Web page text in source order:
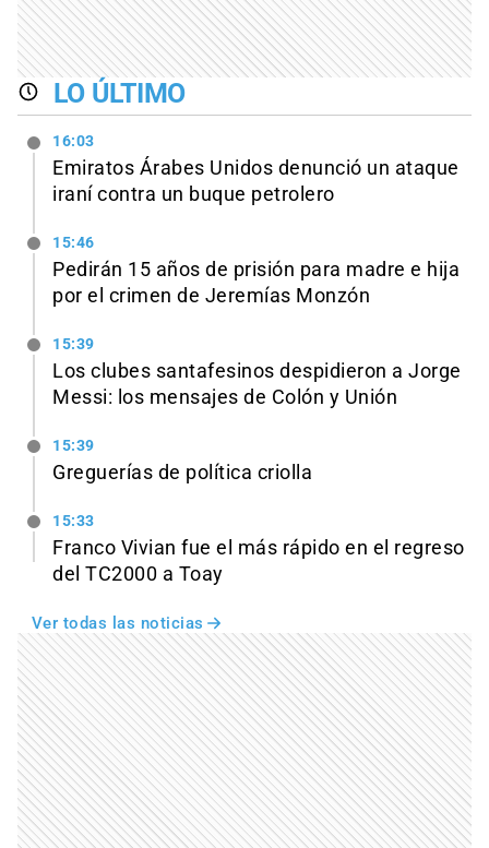
LO ÚLTIMO
16:03
Emiratos Árabes Unidos denunció un ataque
iraní contra un buque petrolero
15:46
Pedirán 15 años de prisión para madre e hija
por el crimen de Jeremías Monzón
15:39
Los clubes santafesinos despidieron a Jorge
Messi: los mensajes de Colón y Unión
15:39
Greguerías de política criolla
15:33
Franco Vivian fue el más rápido en el regreso
del TC2000 a Toay
Ver todas las noticias